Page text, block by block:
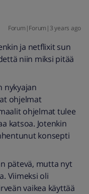
Forum|Forum|3 years ago
ja netflixit sun
niin miksi pitää
nykyajan
ohjelmat
ohjelmat tulee
katsoa. Jotenkin
konsepti
pätevä, mutta nyt
Viimeksi oli
vaikea käyttää